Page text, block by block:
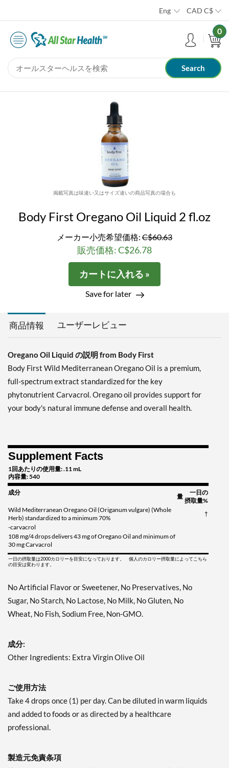
Eng CAD C$
0
掲載写真は味違い又はサイズ違いの商品写真の場合も
Body First Oregano Oil Liquid 2 fl.oz
メーカー小売希望価格: C$60.63
販売価格: C$26.78
カートに入れる »
Save for later
商品情報 ユーザーレビュー
Oregano Oil Liquid の説明 from Body First
Body First Wild Mediterranean Oregano Oil is a premium,
full-spectrum extract standardized for the key
phytonutrient Carvacrol. Oregano oil provides support for
your body's natural immune defense and overall health.
Supplement Facts
1回あたりの使用量: .11 mL
内容量: 540
成分
量
一日の
摂取量%
Wild Mediterranean Oregano Oil (Origanum vulgare) (Whole
Herb) standardized to a minimum 70%
†
-carvacrol
108 mg/4 drops delivers 43 mg of Oregano Oil and minimum of
30 mg Carvacrol
一日の摂取量は2000カロリーを目安になっております。 個人のカロリー摂取量によってこちら
の目安は変わります。
No Artificial Flavor or Sweetener, No Preservatives, No
Sugar, No Starch, No Lactose, No Milk, No Gluten, No
Wheat, No Fish, Sodium Free, Non-GMO.
成分:
Other Ingredients: Extra Virgin Olive Oil
ご使用方法
Take 4 drops once (1) per day. Can be diluted in warm liquids
and added to foods or as directed by a healthcare
professional.
製造元免責条項